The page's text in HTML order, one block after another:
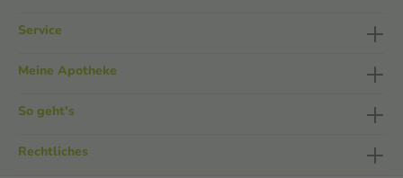
Service
Meine Apotheke
So geht's
Rechtliches